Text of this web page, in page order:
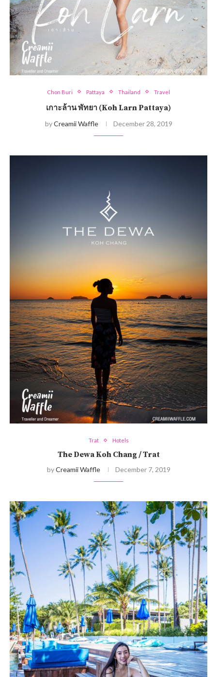
Chon Buri Pattaya Thailand Travel
เกาะล้าน พัทยา (Koh Larn Pattaya)
byCreamii Waffle December 28, 2019
Trat Hotels
The Dewa Koh Chang / Trat
byCreamii Waffle December 7, 2019